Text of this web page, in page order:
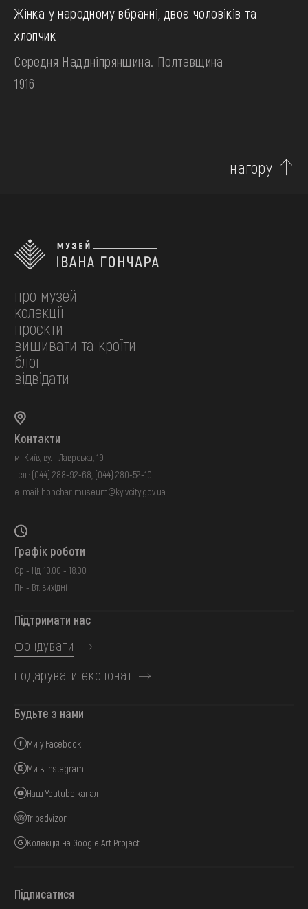
Жінка у народному вбранні, двоє чоловіків та
хлопчик
Середня Наддніпрянщина. Полтавщина
1916
нагору
про музей
колекції
проєкти
вишивати та кроїти
блог
відвідати
Контакти
м. Київ, вул. Лаврська, 19
тел.: (044) 288-92-68 (044) 280-52-10
e-mail: honchar.museum@kyivcity.gov.ua
Графік роботи
Ср - Нд: 10:00 - 18:00
Пн - Вт: вихідні
Підтримати нас
фондувати
подарувати експонат
Будьте з нами
Ми у Facebook
Ми в Instagram
Наш Youtube канал
Tripadvizor
Колекція на Google Art Project
Підписатися